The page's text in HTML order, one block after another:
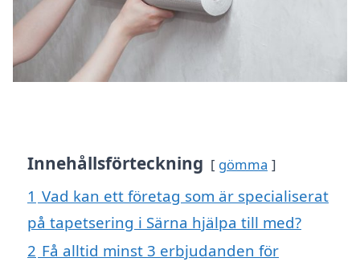
Innehållsförteckning gömma
1 Vad kan ett företag som är specialiserat
på tapetsering i Särna hjälpa till med?
2 Få alltid minst 3 erbjudanden för